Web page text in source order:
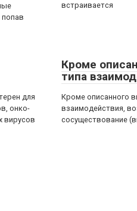
попав
встраивается
для
онко-
вирусов
Кроме
типа
Кроме описанного
взаимодействия,
сосуществование